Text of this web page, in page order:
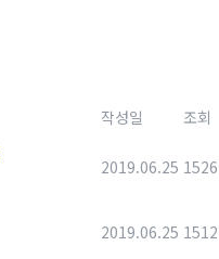
작성일 조회
2019.06.25 1526
2019.06.25 1512